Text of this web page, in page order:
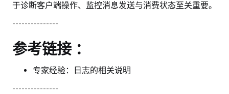
于诊断客户端操作、监控消息发送与消费状态至关重要。
---------------
参考链接 ：
专家经验：日志的相关说明
---------------